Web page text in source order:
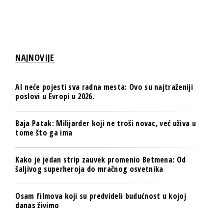
NAJNOVIJE
AI neće pojesti sva radna mesta: Ovo su najtraženiji
poslovi u Evropi u 2026.
Baja Patak: Milijarder koji ne troši novac, već uživa u
tome što ga ima
Kako je jedan strip zauvek promenio Betmena: Od
šaljivog superheroja do mračnog osvetnika
Osam filmova koji su predvideli budućnost u kojoj
danas živimo